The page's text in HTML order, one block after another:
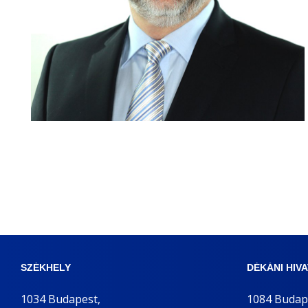
SZÉKHELY
1034 Budapest,
DÉKÁNI
1084